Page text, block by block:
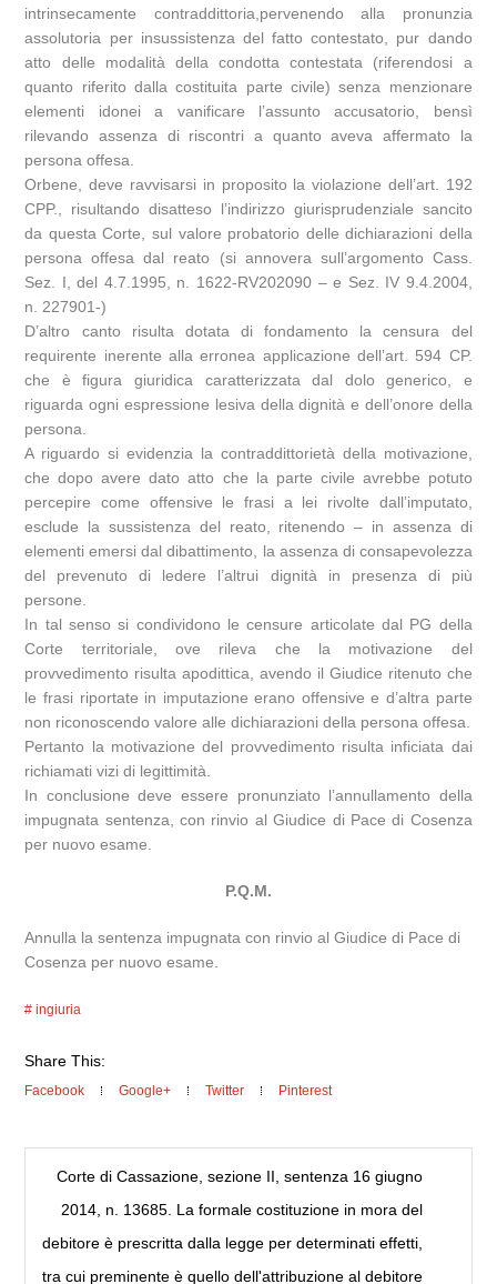
intrinsecamente contraddittoria,pervenendo alla pronunzia
assolutoria per insussistenza del fatto contestato, pur dando
atto delle modalità della condotta contestata (riferendosi a
quanto riferito dalla costituita parte civile) senza menzionare
elementi idonei a vanificare l’assunto accusatorio, bensì
rilevando assenza di riscontri a quanto aveva affermato la
persona offesa.
Orbene, deve ravvisarsi in proposito la violazione dell’art. 192
CPP., risultando disatteso l’indirizzo giurisprudenziale sancito
da questa Corte, sul valore probatorio delle dichiarazioni della
persona offesa dal reato (si annovera sull’argomento Cass.
Sez. I, del 4.7.1995, n. 1622-RV202090 – e Sez. IV 9.4.2004,
n. 227901-)
D’altro canto risulta dotata di fondamento la censura del
requirente inerente alla erronea applicazione dell’art. 594 CP.
che è figura giuridica caratterizzata dal dolo generico, e
riguarda ogni espressione lesiva della dignità e dell’onore della
persona.
A riguardo si evidenzia la contraddittorietà della motivazione,
che dopo avere dato atto che la parte civile avrebbe potuto
percepire come offensive le frasi a lei rivolte dall’imputato,
esclude la sussistenza del reato, ritenendo – in assenza di
elementi emersi dal dibattimento, la assenza di consapevolezza
del prevenuto di ledere l’altrui dignità in presenza di più
persone.
In tal senso si condividono le censure articolate dal PG della
Corte territoriale, ove rileva che la motivazione del
provvedimento risulta apodittica, avendo il Giudice ritenuto che
le frasi riportate in imputazione erano offensive e d’altra parte
non riconoscendo valore alle dichiarazioni della persona offesa.
Pertanto la motivazione del provvedimento risulta inficiata dai
richiamati vizi di legittimità.
In conclusione deve essere pronunziato l’annullamento della
impugnata sentenza, con rinvio al Giudice di Pace di Cosenza
per nuovo esame.
P.Q.M.
Annulla la sentenza impugnata con rinvio al Giudice di Pace di
Cosenza per nuovo esame.
ingiuria
Share This:
Facebook Google+ Twitter Pinterest
Corte di Cassazione, sezione II, sentenza 16 giugno
2014, n. 13685. La formale costituzione in mora del
debitore è prescritta dalla legge per determinati effetti,
tra cui preminente è quello dell'attribuzione al debitore